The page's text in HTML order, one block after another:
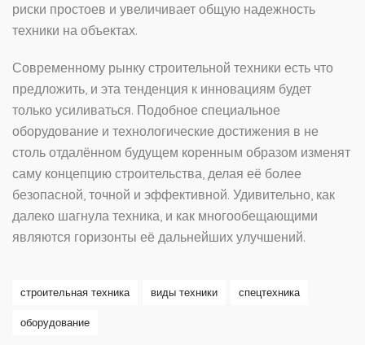
риски простоев и увеличивает общую надежность
техники на объектах.
Современному рынку строительной техники есть что
предложить, и эта тенденция к инновациям будет
только усиливаться. Подобное специальное
оборудование и технологические достижения в не
столь отдалённом будущем коренным образом изменят
саму концепцию строительства, делая её более
безопасной, точной и эффективной. Удивительно, как
далеко шагнула техника, и как многообещающими
являются горизонты её дальнейших улучшений.
строительная техника виды техники спецтехника
оборудование